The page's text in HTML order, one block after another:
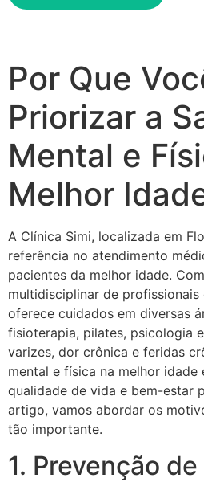
Por Que
Priorizar a
Mental e
Melhor
A Clínica Simi, localizada em
referência no atendimento
pacientes da melhor idade.
multidisciplinar de
oferece cuidados em diversas
fisioterapia, pilates, psicologia
varizes, dor crônica e feridas
mental e física na melhor idade
qualidade de vida e bem-estar
artigo, vamos abordar os
tão importante.
1. Prevenção